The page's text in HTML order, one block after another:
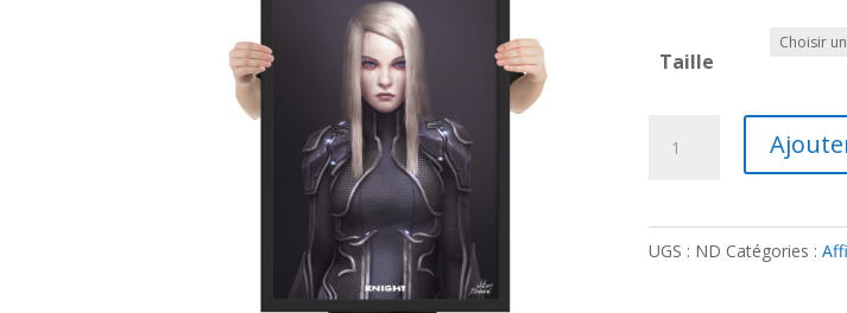
Taille
encadré
-
UGS : ND Catégories :